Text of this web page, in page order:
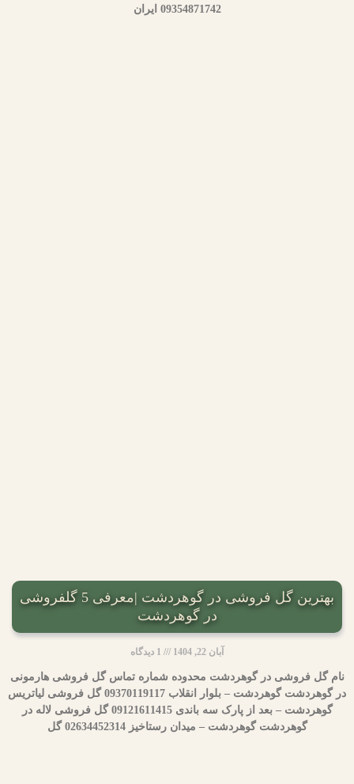
09354871742 ایران
بهترین گل فروشی در گوهردشت |معرفی 5 گلفروشی
در گوهردشت
آبان 22, 1404
نام گل فروشی در گوهردشت محدوده شماره تماس گل فروشی هارمونی
در گوهردشت گوهردشت – بلوار انقلاب 09370119117 گل فروشی لیاتریس
گوهردشت – بعد از پارک سه باندی 09121611415 گل فروشی لاله در
گوهردشت گوهردشت – میدان رستاخیز 02634452314 گل